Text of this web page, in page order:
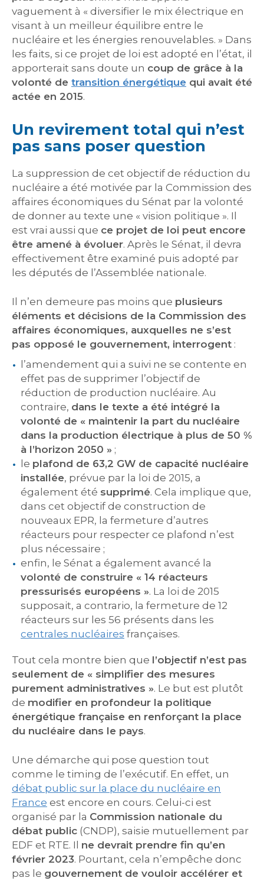
vaguement à « diversifier le mix électrique en
visant à un meilleur équilibre entre le
nucléaire et les énergies renouvelables. » Dans
les faits, si ce projet de loi est adopté en l’état, il
apporterait sans doute un coup de grâce à la
volonté de transition énergétique qui avait été
actée en 2015.
Un revirement total qui n’est
pas sans poser question
La suppression de cet objectif de réduction du
nucléaire a été motivée par la Commission des
affaires économiques du Sénat par la volonté
de donner au texte une « vision politique ». Il
est vrai aussi que ce projet de loi peut encore
être amené à évoluer. Après le Sénat, il devra
effectivement être examiné puis adopté par
les députés de l’Assemblée nationale.
Il n’en demeure pas moins que plusieurs
éléments et décisions de la Commission des
affaires économiques, auxquelles ne s’est
pas opposé le gouvernement, interrogent :
l’amendement qui a suivi ne se contente en
effet pas de supprimer l’objectif de
réduction de production nucléaire. Au
contraire, dans le texte a été intégré la
volonté de « maintenir la part du nucléaire
dans la production électrique à plus de 50 %
à l’horizon 2050 » ;
le plafond de 63,2 GW de capacité nucléaire
installée, prévue par la loi de 2015, a
également été supprimé. Cela implique que,
dans cet objectif de construction de
nouveaux EPR, la fermeture d’autres
réacteurs pour respecter ce plafond n’est
plus nécessaire ;
enfin, le Sénat a également avancé la
volonté de construire « 14 réacteurs
pressurisés européens ». La loi de 2015
supposait, a contrario, la fermeture de 12
réacteurs sur les 56 présents dans les
centrales nucléaires françaises.
Tout cela montre bien que l’objectif n’est pas
seulement de « simplifier des mesures
purement administratives ». Le but est plutôt
de modifier en profondeur la politique
énergétique française en renforçant la place
du nucléaire dans le pays.
Une démarche qui pose question tout
comme le timing de l’exécutif. En effet, un
débat public sur la place du nucléaire en
France est encore en cours. Celui-ci est
organisé par la Commission nationale du
débat public (CNDP), saisie mutuellement par
EDF et RTE. Il ne devrait prendre fin qu’en
février 2023. Pourtant, cela n’empêche donc
pas le gouvernement de vouloir accélérer et